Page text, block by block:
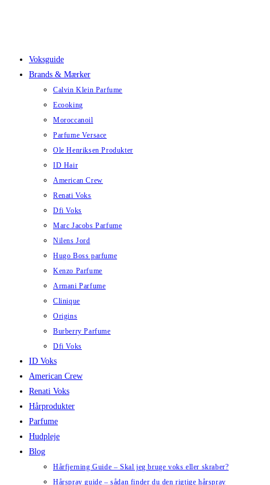
Voksguide
Brands & Mærker
Calvin Klein Parfume
Ecooking
Moroccanoil
Parfume Versace
Ole Henriksen Produkter
ID Hair
American Crew
Renati Voks
Dfi Voks
Marc Jacobs Parfume
Nilens Jord
Hugo Boss parfume
Kenzo Parfume
Armani Parfume
Clinique
Origins
Burberry Parfume
Dfi Voks
ID Voks
American Crew
Renati Voks
Hårprodukter
Parfume
Hudpleje
Blog
Hårfjerning Guide – Skal jeg bruge voks eller skraber?
Hårspray guide – sådan finder du den rigtige hårspray